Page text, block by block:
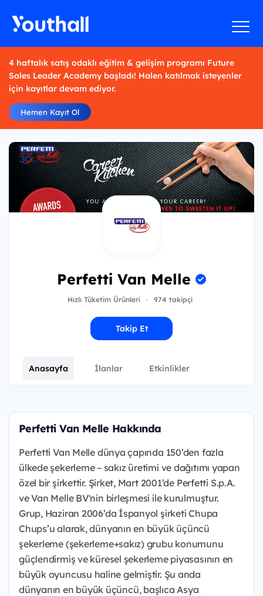
4 haftalık satış odaklı eğitim & gelişim programı Future
Sales Leader Academy başladı! Halen katılmak isteyenler
için kayıtlar devam ediyor.
Hemen Kayıt Ol
Perfetti Van Melle
Hızlı Tüketim Ürünleri · 974 takipçi
Takip Et
Anasayfa İlanlar Etkinlikler
Perfetti Van Melle Hakkında
Perfetti Van Melle dünya çapında 150’den fazla
ülkede şekerleme – sakız üretimi ve dağıtımı yapan
özel bir şirkettir. Şirket, Mart 2001’de Perfetti S.p.A.
ve Van Melle BV'nin birleşmesi ile kurulmuştur.
Grup, Haziran 2006’da İspanyol şirketi Chupa
Chups’u alarak, dünyanın en büyük üçüncü
şekerleme (şekerleme+sakız) grubu konumunu
güçlendirmiş ve küresel şekerleme piyasasının en
büyük oyuncusu haline gelmiştir. Şu anda
dünyanın en büyük üçüncü, başlıca Asya